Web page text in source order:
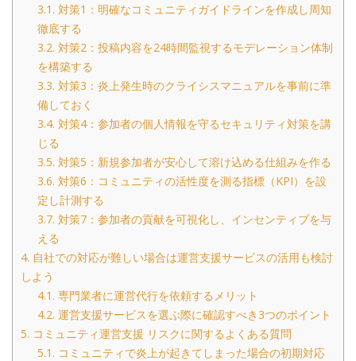
3.1. 対策1：明確なコミュニティガイドラインを作成し周知
徹底する
3.2. 対策2：投稿内容を24時間監視するモデレーション体制
を構築する
3.3. 対策3：炎上発生時のクライシスマニュアルを事前に準
備しておく
3.4. 対策4：参加者の個人情報を守るセキュリティ対策を講
じる
3.5. 対策5：新規参加者が安心して溶け込める仕組みを作る
3.6. 対策6：コミュニティの活性度を測る指標（KPI）を設
定し計測する
3.7. 対策7：参加者の貢献を可視化し、インセンティブを与
える
4. 自社での対応が難しい場合は運営支援サービスの活用も検討
しよう
4.1. 専門業者に運営代行を依頼するメリット
4.2. 運営支援サービスを選ぶ際に確認すべき3つのポイント
5. コミュニティ運営支援 リスクに関するよくある質問
5.1. コミュニティで炎上が起きてしまった場合の初期対応